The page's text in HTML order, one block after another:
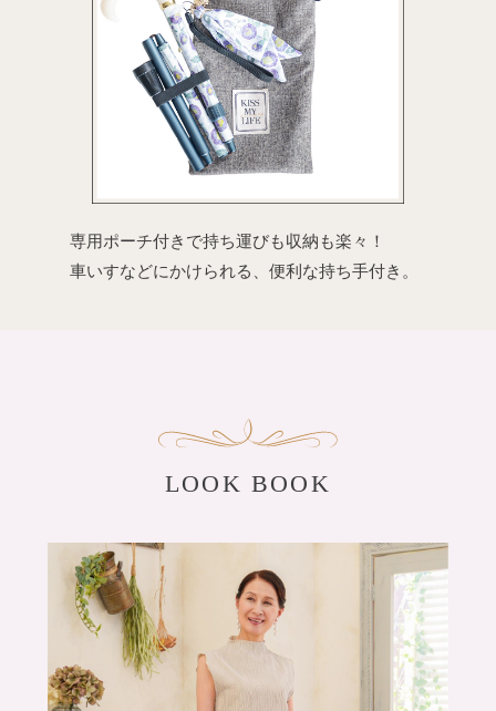
専用ポーチ付きで持ち運びも収納も楽々！
車いすなどにかけられる、便利な持ち手付き。
LOOK BOOK